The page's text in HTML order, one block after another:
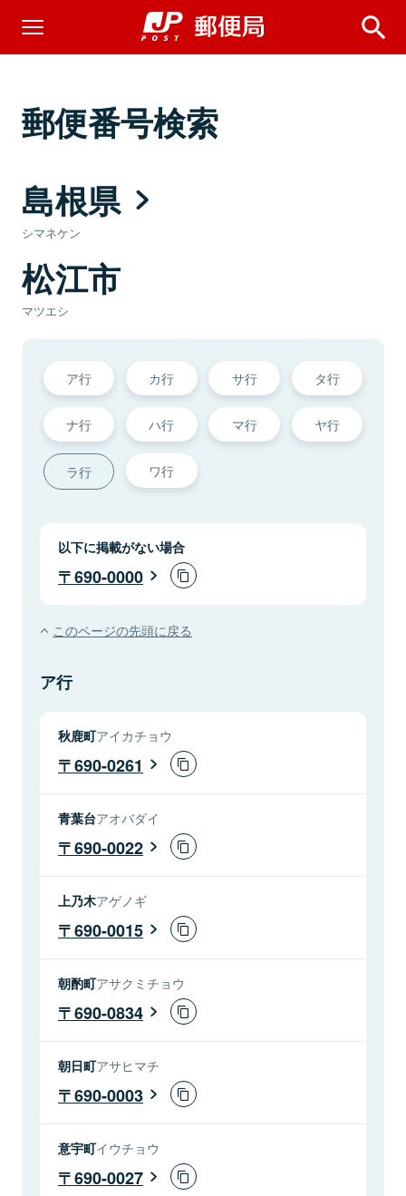
郵便番号検索
島根県
シマネケン
松江市
マツエシ
ア行 カ行 サ行 タ行
ナ行 ハ行 マ行 ヤ行
ラ行 ワ行
以下に掲載がない場合
690-0000
このページの先頭に戻る
ア行
秋鹿町アイカチョウ
690-0261
青葉台アオバダイ
690-0022
上乃木アゲノギ
690-0015
朝酌町アサクミチョウ
690-0834
朝日町アサヒマチ
690-0003
意宇町イウチョウ
690-0027